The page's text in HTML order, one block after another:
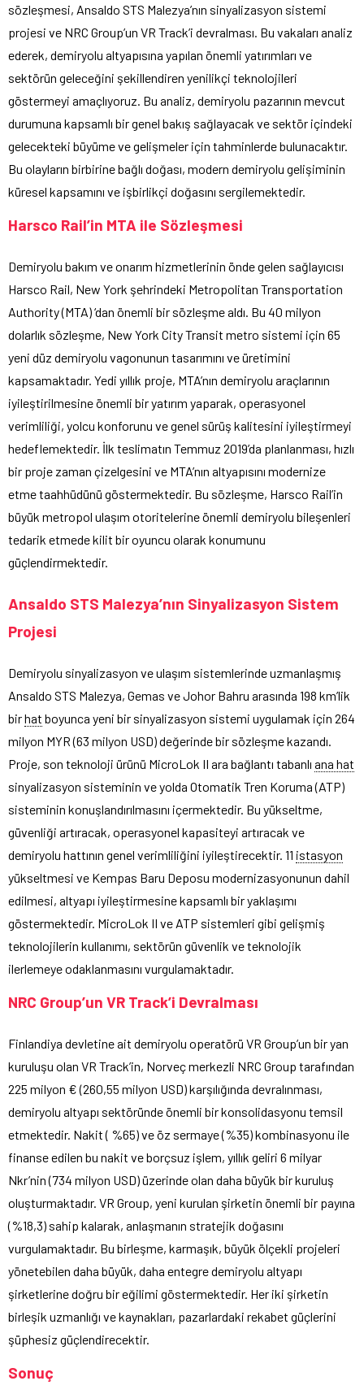
sözleşmesi, Ansaldo STS Malezya’nın sinyalizasyon sistemi
projesi ve NRC Group’un VR Track’i devralması. Bu vakaları analiz
ederek, demiryolu altyapısına yapılan önemli yatırımları ve
sektörün geleceğini şekillendiren yenilikçi teknolojileri
göstermeyi amaçlıyoruz. Bu analiz, demiryolu pazarının mevcut
durumuna kapsamlı bir genel bakış sağlayacak ve sektör içindeki
gelecekteki büyüme ve gelişmeler için tahminlerde bulunacaktır.
Bu olayların birbirine bağlı doğası, modern demiryolu gelişiminin
küresel kapsamını ve işbirlikçi doğasını sergilemektedir.
Harsco Rail’in MTA ile Sözleşmesi
Demiryolu bakım ve onarım hizmetlerinin önde gelen sağlayıcısı
Harsco Rail, New York şehrindeki Metropolitan Transportation
Authority (MTA) ‘dan önemli bir sözleşme aldı. Bu 40 milyon
dolarlık sözleşme, New York City Transit metro sistemi için 65
yeni düz demiryolu vagonunun tasarımını ve üretimini
kapsamaktadır. Yedi yıllık proje, MTA’nın demiryolu araçlarının
iyileştirilmesine önemli bir yatırım yaparak, operasyonel
verimliliği, yolcu konforunu ve genel sürüş kalitesini iyileştirmeyi
hedeflemektedir. İlk teslimatın Temmuz 2019’da planlanması, hızlı
bir proje zaman çizelgesini ve MTA’nın altyapısını modernize
etme taahhüdünü göstermektedir. Bu sözleşme, Harsco Rail’in
büyük metropol ulaşım otoritelerine önemli demiryolu bileşenleri
tedarik etmede kilit bir oyuncu olarak konumunu
güçlendirmektedir.
Ansaldo STS Malezya’nın Sinyalizasyon Sistem
Projesi
Demiryolu sinyalizasyon ve ulaşım sistemlerinde uzmanlaşmış
Ansaldo STS Malezya, Gemas ve Johor Bahru arasında 198 km’lik
birhat boyunca yeni bir sinyalizasyon sistemi uygulamak için 264
milyon MYR (63 milyon USD) değerinde bir sözleşme kazandı.
Proje, son teknoloji ürünü MicroLok II ara bağlantı tabanlı ana hat
sinyalizasyon sisteminin ve yolda Otomatik Tren Koruma (ATP)
sisteminin konuşlandırılmasını içermektedir. Bu yükseltme,
güvenliği artıracak, operasyonel kapasiteyi artıracak ve
demiryolu hattının genel verimliliğini iyileştirecektir. 11 istasyon
yükseltmesi ve Kempas Baru Deposu modernizasyonunun dahil
edilmesi, altyapı iyileştirmesine kapsamlı bir yaklaşımı
göstermektedir. MicroLok II ve ATP sistemleri gibi gelişmiş
teknolojilerin kullanımı, sektörün güvenlik ve teknolojik
ilerlemeye odaklanmasını vurgulamaktadır.
NRC Group’un VR Track’i Devralması
Finlandiya devletine ait demiryolu operatörü VR Group’un bir yan
kuruluşu olan VR Track’in, Norveç merkezli NRC Group tarafından
225 milyon € (260,55 milyon USD) karşılığında devralınması,
demiryolu altyapı sektöründe önemli bir konsolidasyonu temsil
etmektedir. Nakit ( %65) ve öz sermaye (%35) kombinasyonu ile
finanse edilen bu nakit ve borçsuz işlem, yıllık geliri 6 milyar
Nkr’nin (734 milyon USD) üzerinde olan daha büyük bir kuruluş
oluşturmaktadır. VR Group, yeni kurulan şirketin önemli bir payına
(%18,3) sahip kalarak, anlaşmanın stratejik doğasını
vurgulamaktadır. Bu birleşme, karmaşık, büyük ölçekli projeleri
yönetebilen daha büyük, daha entegre demiryolu altyapı
şirketlerine doğru bir eğilimi göstermektedir. Her iki şirketin
birleşik uzmanlığı ve kaynakları, pazarlardaki rekabet güçlerini
şüphesiz güçlendirecektir.
Sonuç